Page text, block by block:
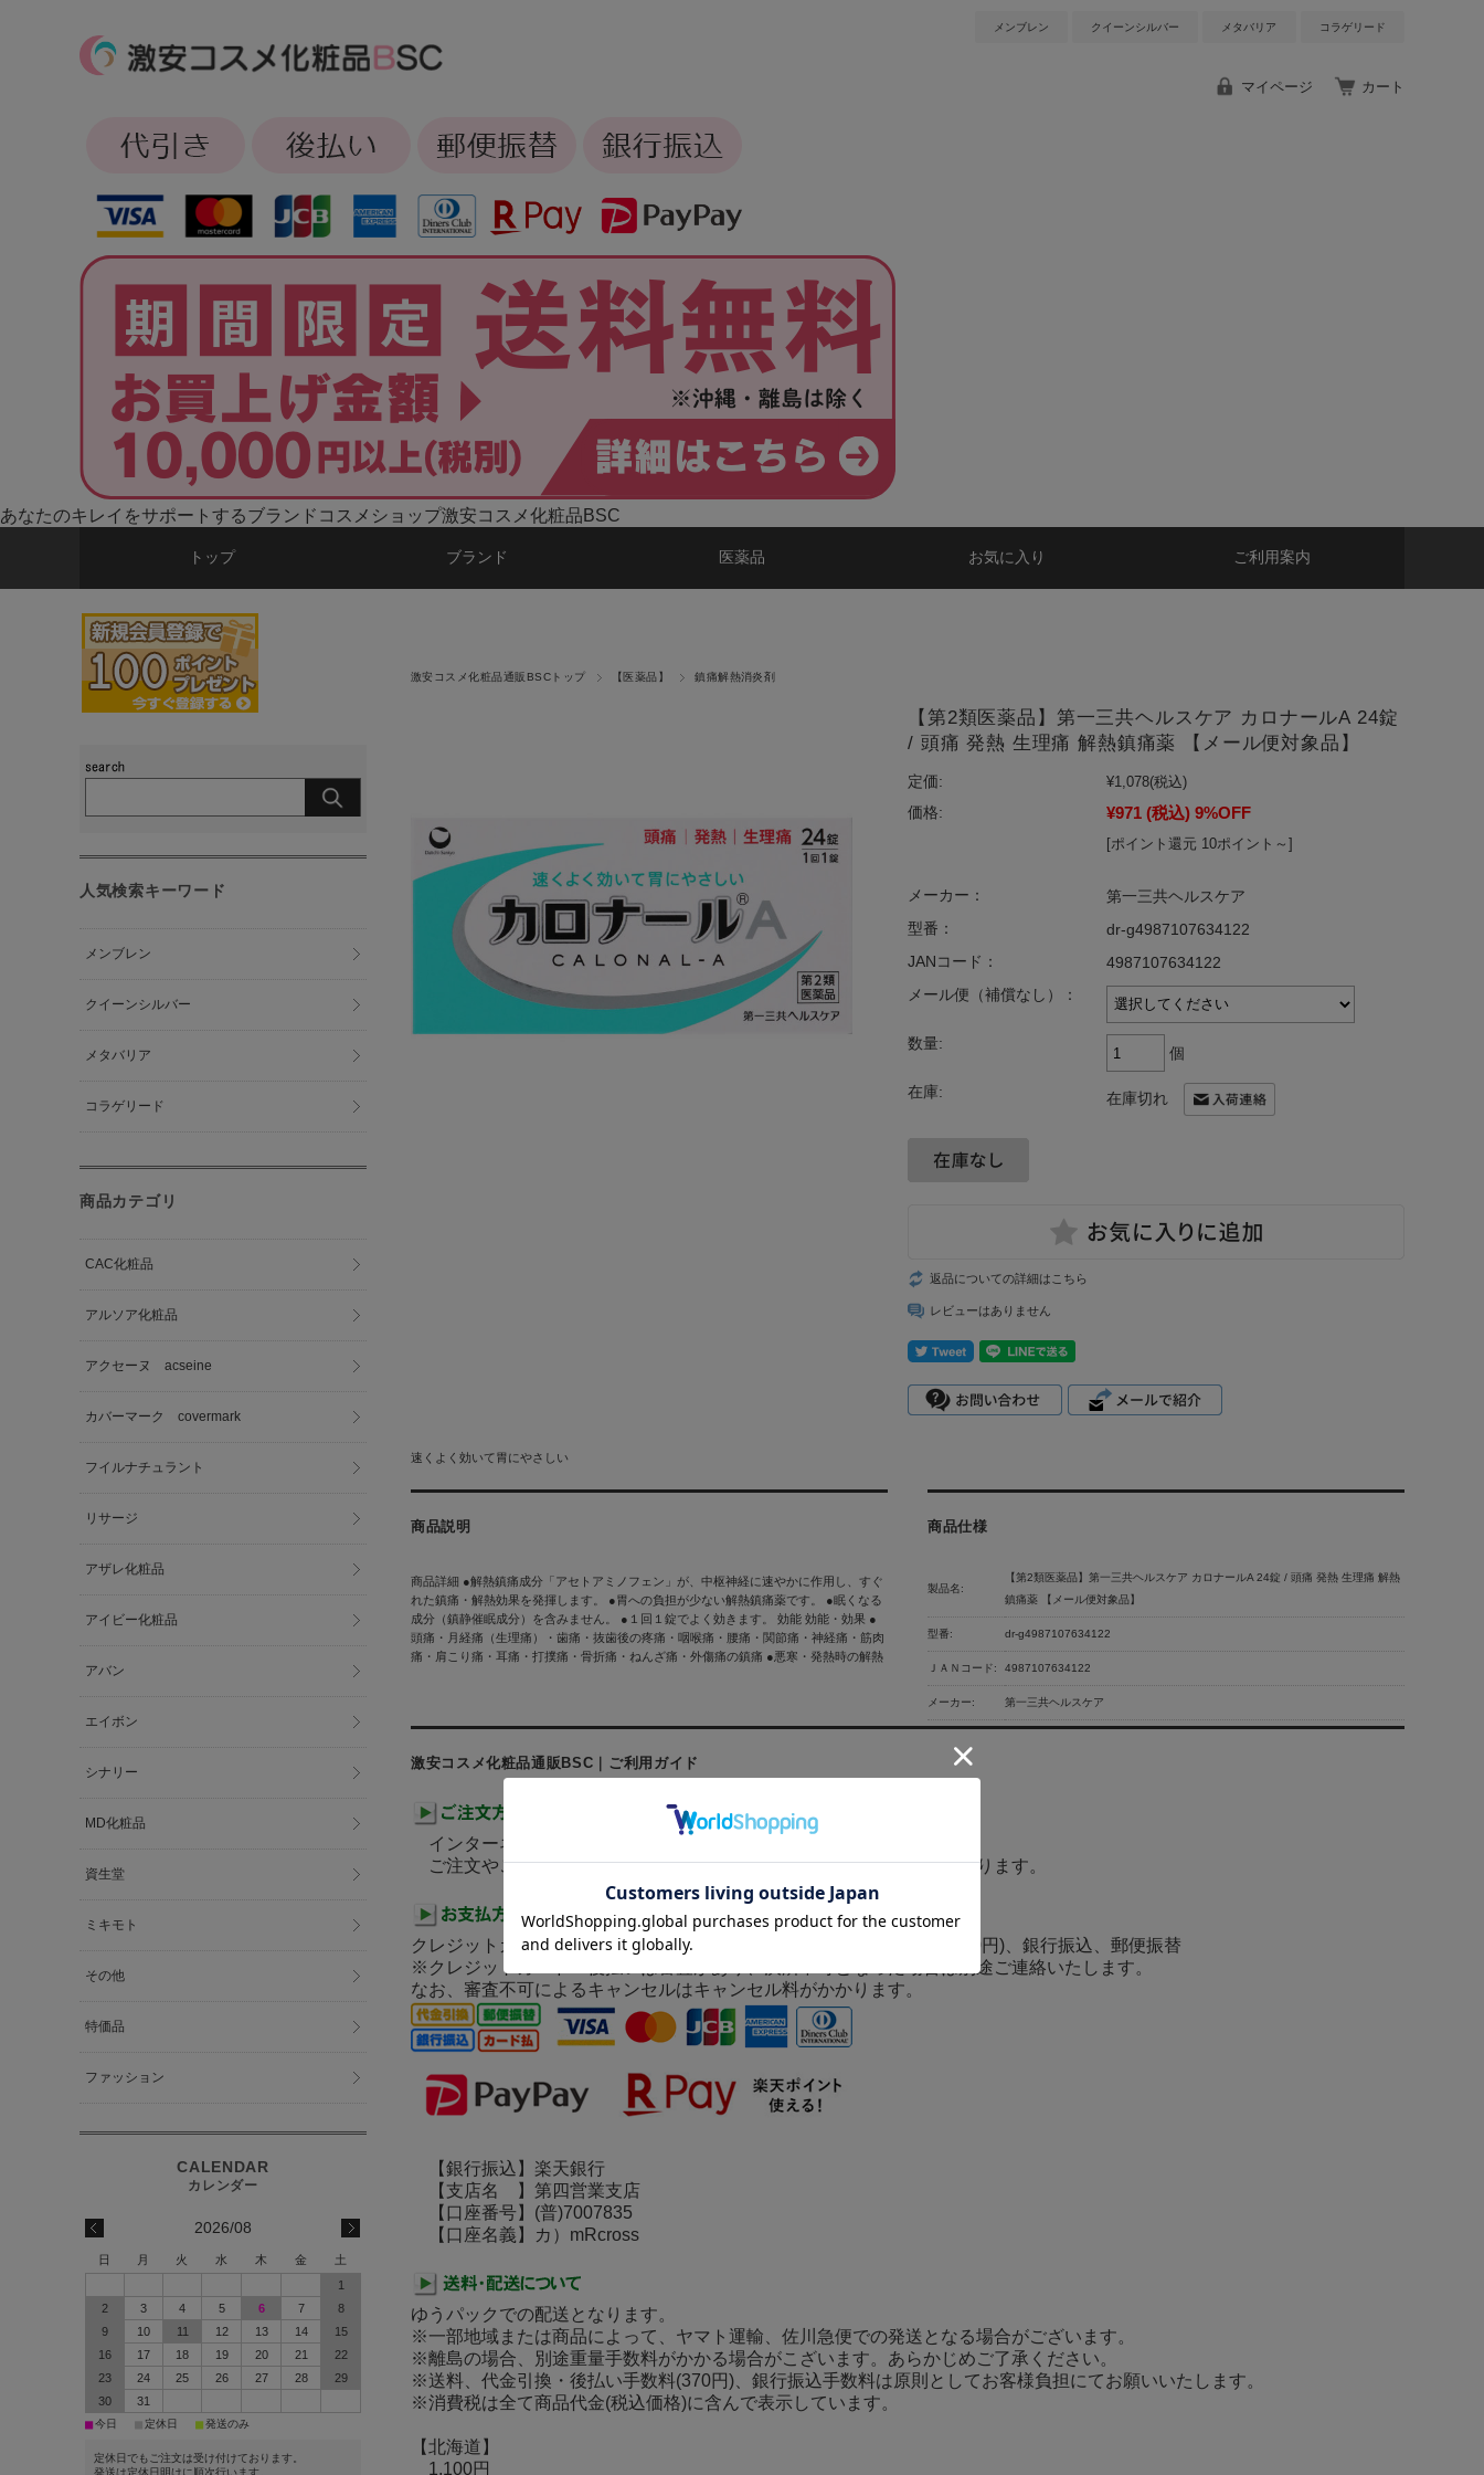
メンブレン クイーンシルバー メタバリア コラゲリード
マイページ カート
あなたのキレイをサポートするブランドコスメショップ激安コスメ化粧品BSC
トップ ブランド 医薬品 お気に入り ご利用案内
激安コスメ化粧品通販BSCトップ 【医薬品】 鎮痛解熱消炎剤
【第2類医薬品】第一三共ヘルスケア カロナールA 24錠
/ 頭痛 発熱 生理痛 解熱鎮痛薬 【メール便対象品】
定価: ¥1,078(税込)
価格:
¥971 (税込) 9%OFF
[ポイント還元 10ポイント～]
メーカー：
第一三共ヘルスケア
型番：
dr-g4987107634122
JANコード：
4987107634122
メール便（補償なし）：
数量:
個
在庫: 在庫切れ
返品についての詳細はこちら
レビューはありません
速くよく効いて胃にやさしい
商品説明
商品詳細 ●解熱鎮痛成分「アセトアミノフェン」が、中枢神経に速やかに作用し、すぐ
れた鎮痛・解熱効果を発揮します。 ●胃への負担が少ない解熱鎮痛薬です。 ●眠くなる
成分（鎮静催眠成分）を含みません。 ●１回１錠でよく効きます。 効能 効能・効果 ●
頭痛・月経痛（生理痛）・歯痛・抜歯後の疼痛・咽喉痛・腰痛・関節痛・神経痛・筋肉
痛・肩こり痛・耳痛・打撲痛・骨折痛・ねんざ痛・外傷痛の鎮痛 ●悪寒・発熱時の解熱
商品仕様
製品名:
【第2類医薬品】第一三共ヘルスケア カロナールA 24錠 / 頭痛 発熱 生理痛 解熱
鎮痛薬 【メール便対象品】
型番: dr-g4987107634122
ＪＡＮコード: 4987107634122
メーカー: 第一三共ヘルスケア
激安コスメ化粧品通販BSC｜ご利用ガイド
インターネットにて24時間受け付けております。
ご注文やご質問メールの対応は、土日祝日を除く平日のみの対応となります。
クレジットカード決済、代金引換(手数料370円)、後払い決済(手数料370円)、銀行振込、郵便振替
※クレジットカード・後払いは審査があり、決済不可となった場合は別途ご連絡いたします。
なお、審査不可によるキャンセルはキャンセル料がかかります。
【銀行振込】楽天銀行
【支店名 】第四営業支店
【口座番号】(普)7007835
【口座名義】カ）mRcross
ゆうパックでの配送となります。
※一部地域または商品によって、ヤマト運輸、佐川急便での発送となる場合がございます。
※離島の場合、別途重量手数料がかかる場合がこざいます。あらかじめご了承ください。
※送料、代金引換・後払い手数料(370円)、銀行振込手数料は原則としてお客様負担にてお願いいたします。
※消費税は全て商品代金(税込価格)に含んで表示しています。
【北海道】
1,100円
人気検索キーワード
メンブレン
クイーンシルバー
メタバリア
コラゲリード
商品カテゴリ
CAC化粧品
アルソア化粧品
アクセーヌ acseine
カバーマーク covermark
フイルナチュラント
リサージ
アザレ化粧品
アイビー化粧品
アバン
エイボン
シナリー
MD化粧品
資生堂
ミキモト
その他
特価品
ファッション
2026/08
日 月 火 水 木 金
土
1
2
3 4 5 6 7
8
9
10 11 12 13 14
15
16
17 18 19 20 21
22
23
24 25 26 27 28
29
30
31
■今日 ■ 定休日 ■発送のみ
定休日でもご注文は受け付けております。
発送は定休日明けに順次行います。